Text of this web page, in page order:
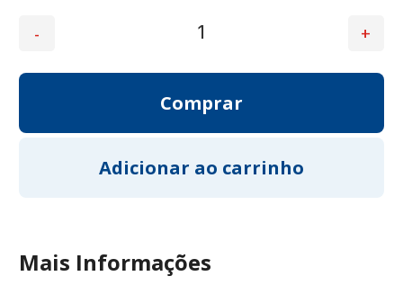
Mais Informações